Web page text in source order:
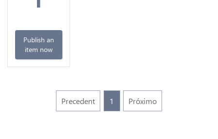
Publish an
item now
Precedent 1 Próximo